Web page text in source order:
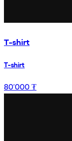
T-shirt
T-shirt
80’000 ₮